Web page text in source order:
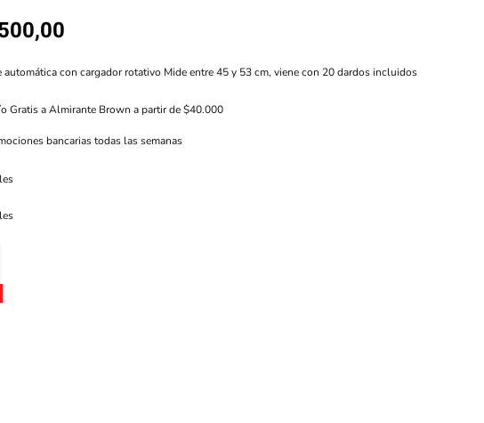
automática con cargador rotativo Mide entre 45 y 53 cm, viene con 20 dardos incluidos
Gratis a Almirante Brown a partir de $40.000
bancarias todas las semanas